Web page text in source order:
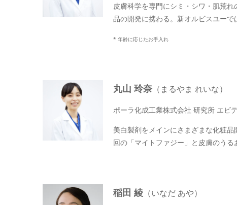
皮膚科学を専門にシミ・シワ・肌荒
品の開発に携わる。新オルビスユーで
* 年齢に応じたお手入れ
丸山 玲奈（まるやま れいな）
ポーラ化成工業株式会社 研究所 エビ
美白製剤をメインにさまざまな化粧
回の「マイトファジー」と皮膚のうる
稲田 綾（いなだ あや）